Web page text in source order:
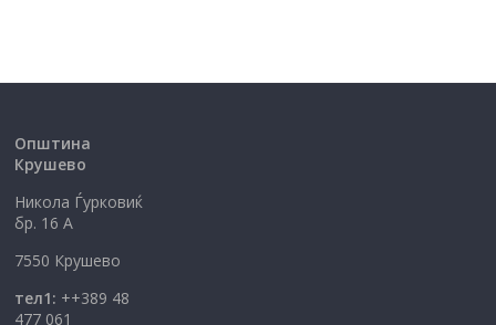
Општина
Крушево
Никола Ѓурковиќ
бр. 16 А
7550 Крушево
тел1: ++389 48
477 061